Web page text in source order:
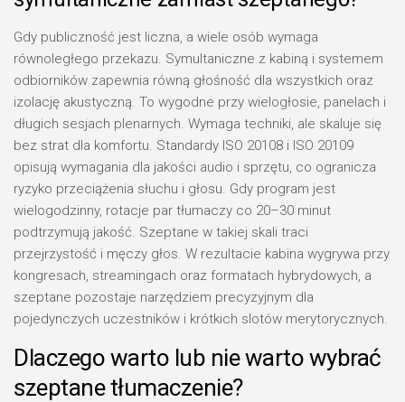
Gdy publiczność jest liczna, a wiele osób wymaga
równoległego przekazu. Symultaniczne z kabiną i systemem
odbiorników zapewnia równą głośność dla wszystkich oraz
izolację akustyczną. To wygodne przy wielogłosie, panelach i
długich sesjach plenarnych. Wymaga techniki, ale skaluje się
bez strat dla komfortu. Standardy ISO 20108 i ISO 20109
opisują wymagania dla jakości audio i sprzętu, co ogranicza
ryzyko przeciążenia słuchu i głosu. Gdy program jest
wielogodzinny, rotacje par tłumaczy co 20–30 minut
podtrzymują jakość. Szeptane w takiej skali traci
przejrzystość i męczy głos. W rezultacie kabina wygrywa przy
kongresach, streamingach oraz formatach hybrydowych, a
szeptane pozostaje narzędziem precyzyjnym dla
pojedynczych uczestników i krótkich slotów merytorycznych.
Dlaczego warto lub nie warto wybrać
szeptane tłumaczenie?